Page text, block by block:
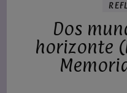
Dos
horizonte